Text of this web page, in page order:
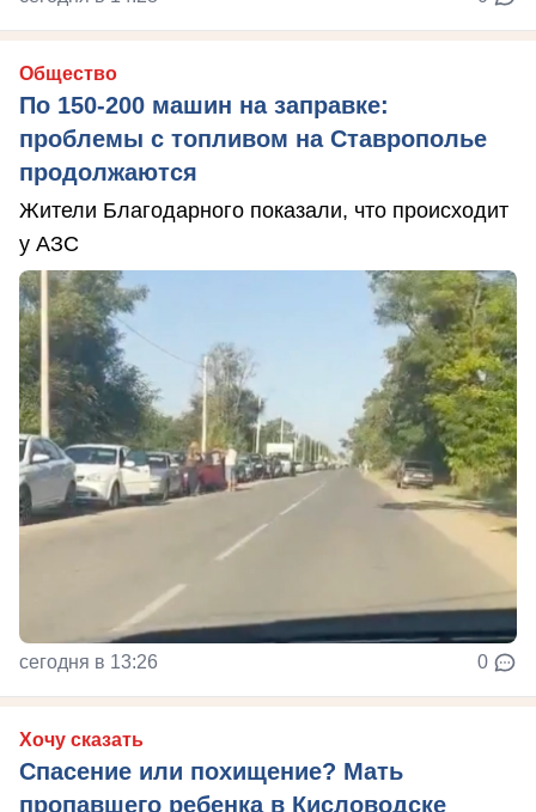
Общество
По 150-200 машин на заправке:
проблемы с топливом на Ставрополье
продолжаются
Жители Благодарного показали, что происходит
у АЗС
сегодня в 13:26 0
Хочу сказать
Спасение или похищение? Мать
пропавшего ребенка в Кисловодске